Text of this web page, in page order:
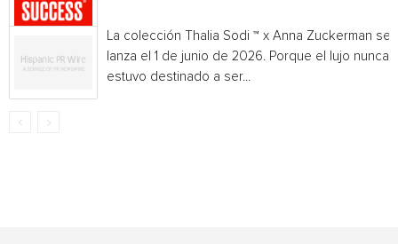
La colección Thalia Sodi ™ x Anna Zuckerman se
lanza el 1 de junio de 2026. Porque el lujo nunca
estuvo destinado a ser...